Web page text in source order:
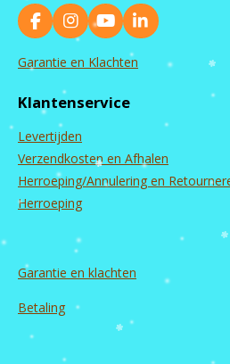
F
a
c
o
k
I
n
s
g
a
m
Y
o
u
b
L
i
Garantie en Klachten
Klantenservice
Levertijden
Verzendkosten en Afhalen
Herroeping/Annulering en
Herroeping
Garantie en klachten
Betaling